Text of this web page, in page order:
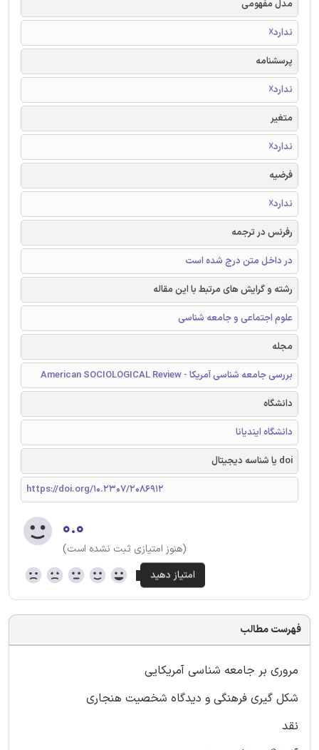
مدل مفهومی
ندارد☓
پرسشنامه
ندارد☓
متغیر
ندارد☓
فرضیه
ندارد☓
رفرنس در ترجمه
در داخل متن درج شده است
رشته و گرایش های مرتبط با این مقاله
علوم اجتماعی و جامعه شناسی
مجله
بررسی جامعه شناسی آمریکا - American SOCIOLOGICAL Review
دانشگاه
دانشگاه ایندیانا
doi یا شناسه دیجیتال
https://doi.org/10.2307/2086912
۰.۰
(هنوز امتیازی ثبت نشده است)
فهرست مطالب
مروری بر جامعه شناسی آمریکایی
شکل گیری فرهنگی و دیدگاه شخصیت هنجاری
نقد